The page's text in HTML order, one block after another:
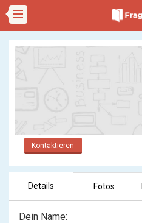
Kontaktieren
Details Fotos
Dein Name: